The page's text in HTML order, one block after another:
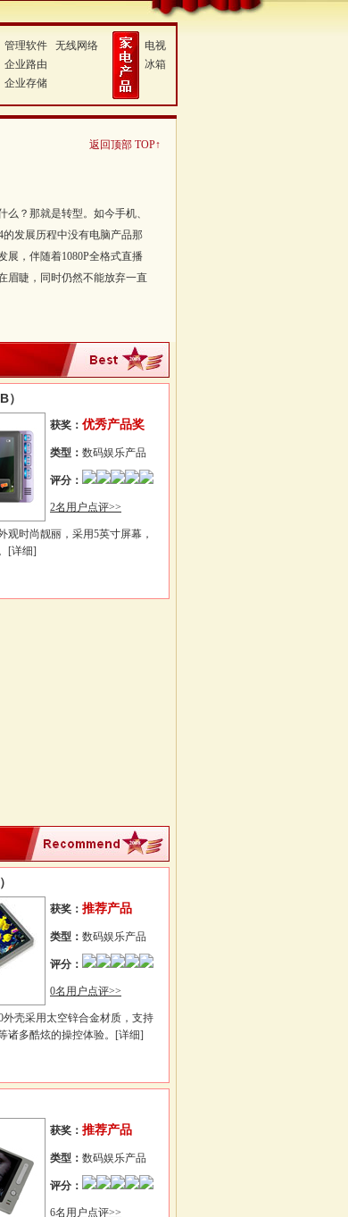
管理软件
无线网络
企业路由
企业存储
电视
冰箱
返回顶部 TOP↑
？那就是转型。如今手机、
发展历程中没有电脑产品那
展，伴随着1080P全格式直播
眉睫，同时仍然不能放弃一直
）
获奖： 优秀产品奖
类型： 数码娱乐产品
评分：
2名用户点评>>
观时尚靓丽，采用5英寸屏幕，
[详细]
获奖： 推荐产品
类型： 数码娱乐产品
评分：
0名用户点评>>
外壳采用太空锌合金材质，支持
诸多酷炫的操控体验。 [详细]
获奖： 推荐产品
类型： 数码娱乐产品
评分：
6名用户点评>>